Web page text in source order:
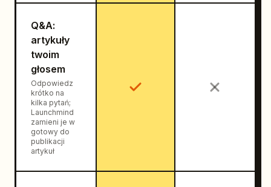
Q&A:
artykuły
twoim
głosem
Odpowiedz
krótko na
kilka pytań;
Launchmind
zamieni je w
gotowy do
publikacji
artykuł